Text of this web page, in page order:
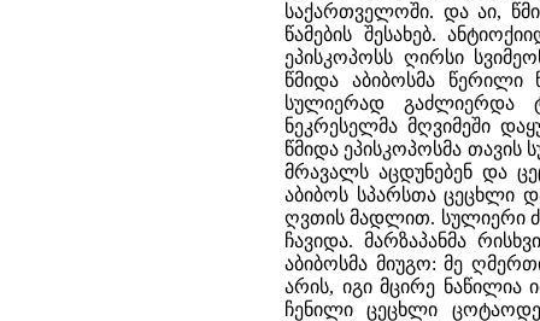
საქართველოში. და აი,
წამების შესახებ.
ეპისკოპოსს ღირსი
წმიდა აბიბოსმა
სულიერად გაძლიერდა
ნეკრესელმა მღვიმეში
წმიდა ეპისკოპოსმა
მრავალს აცდუნებენ და
აბიბოს სპარსთა ცეცხლი
ღვთის მადლით. სულიერი
ჩავიდა. მარზაპანმა
აბიბოსმა მიუგო: მე
არის, იგი მცირე ნაწილია
ჩენილი ცეცხლი